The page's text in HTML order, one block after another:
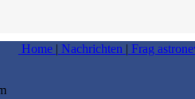
Home | Nachrichten | Frag